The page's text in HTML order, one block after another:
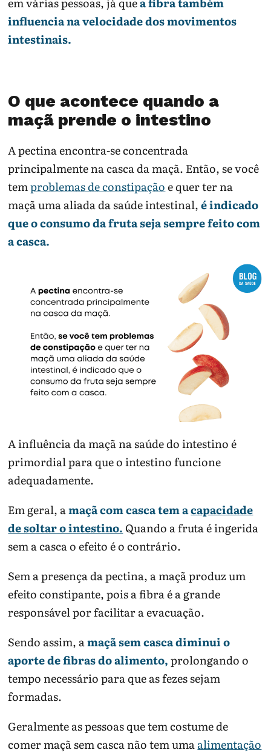
influencia na velocidade dos movimentos
intestinais.
O que acontece quando a
maçã prende o intestino
A pectina encontra-se concentrada
principalmente na casca da maçã. Então, se você
temproblemas de constipaçãoe quer ter na
maçã uma aliada da saúde intestinal,é indicado
que o consumo da fruta seja sempre feito com
a casca.
A influência da maçã na saúde do intestino é
primordial para que o intestino funcione
adequadamente.
Em geral, amaçã com casca tem acapacidade
de soltar o intestino. Quando a fruta é ingerida
sem a casca o efeito é o contrário.
Sem a presença da pectina, a maçã produz um
efeito constipante, pois a fibra é a grande
responsável por facilitar a evacuação.
Sendo assim, amaçã sem casca diminui o
aporte de fibras do alimento,prolongando o
tempo necessário para que as fezes sejam
formadas.
Geralmente as pessoas que tem costume de
comer maçã sem casca não tem umaalimentação